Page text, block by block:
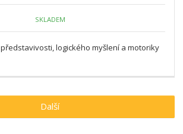
SKLADEM
logického myšlení a motoriky
Další